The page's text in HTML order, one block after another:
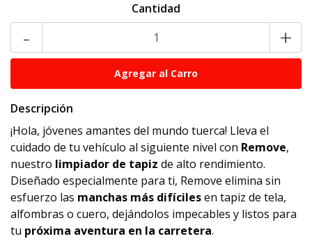
Cantidad
- +
Descripción
¡Hola, jóvenes amantes del mundo tuerca! Lleva el
cuidado de tu vehículo al siguiente nivel con Remove,
nuestro limpiador de tapiz de alto rendimiento.
Diseñado especialmente para ti, Remove elimina sin
esfuerzo las manchas más difícilesen tapiz de tela,
alfombras o cuero, dejándolos impecables y listos para
tu próxima aventura en la carretera.